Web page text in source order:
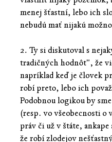
menej šťastní, lebo ich
nebudú mať nijakú
2. Ty si diskutoval s
tradičných hodnôt", že
napríklad keď je človek
robí preto, lebo ich
Podobnou logikou by
(resp. vo všeobecnosti o
práv či už v štáte,
že robí zlodejov